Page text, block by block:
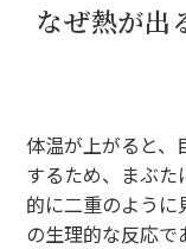
なぜ熱が出
体温が上がると、
するため、まぶ
的に二重のよう
の生理的な反応で